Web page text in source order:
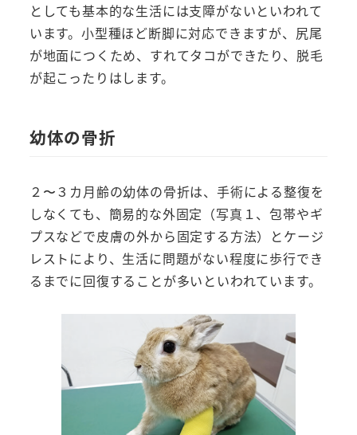
としても基本的な生活には支障がないといわれて
います。小型種ほど断脚に対応できますが、尻尾
が地面につくため、すれてタコができたり、脱毛
が起こったりはします。
幼体の骨折
２〜３カ月齢の幼体の骨折は、手術による整復を
しなくても、簡易的な外固定（写真１、包帯やギ
プスなどで皮膚の外から固定する方法）とケージ
レストにより、生活に問題がない程度に歩行でき
るまでに回復することが多いといわれています。